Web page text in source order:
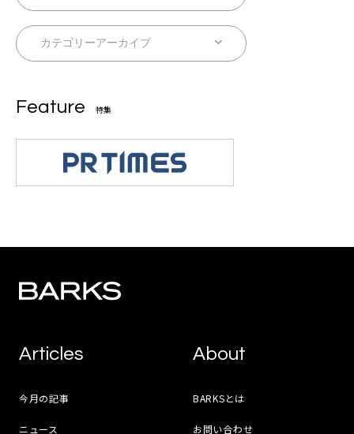
Feature 特集
Articles
今月の記事
ニュース
About
BARKSとは
お問い合わせ